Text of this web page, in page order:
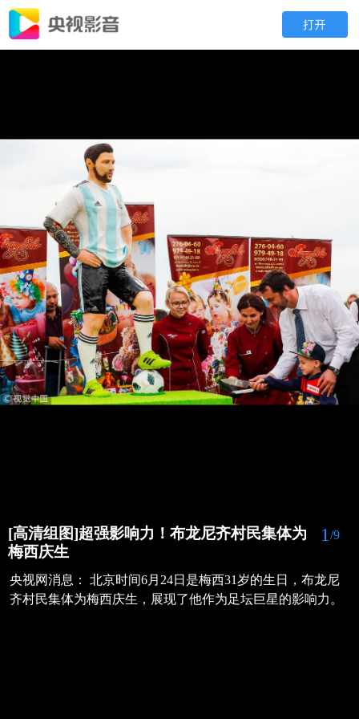
1/9
[高清组图]超强影响力！布龙尼齐村民集体为
梅西庆生
央视网消息： 北京时间6月24日是梅西31岁的生日，布龙尼
齐村民集体为梅西庆生，展现了他作为足坛巨星的影响力。